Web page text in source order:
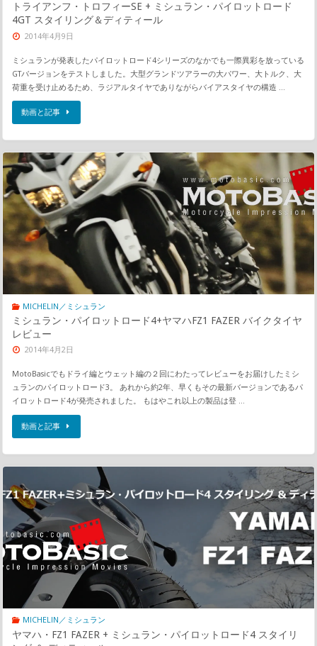
トライアンフ・トロフィーSE + ミシュラン・パイロットロード
4GT スタイリング＆ディティール
2014年4月9日
ミシュランが発表したパイロットロード4シリーズのなかでも一際異彩を放っている
GTバージョンをテストしました。大型グランドツアラーの大パワー、大トルク、大
荷重を受け止めるため、ラジアルタイヤでありながらバイアスタイヤの構造 …
動画と記事
MICHELIN／ミシュラン
ミシュラン・パイロットロード4+ヤマハFZ1 FAZER バイクタイヤ
レビュー
2014年4月2日
MotoBasicでもドライ編とウェット編の２回にわたってレビューをお届けしたミシ
ュランのパイロットロード3。 あれから約2年、早くもその最新バージョンであるパ
イロットロード4が発売されました。 もはやこれ以上の製品は登 …
動画と記事
MICHELIN／ミシュラン
ヤマハ・FZ1 FAZER + ミシュラン・パイロットロード4 スタイリ